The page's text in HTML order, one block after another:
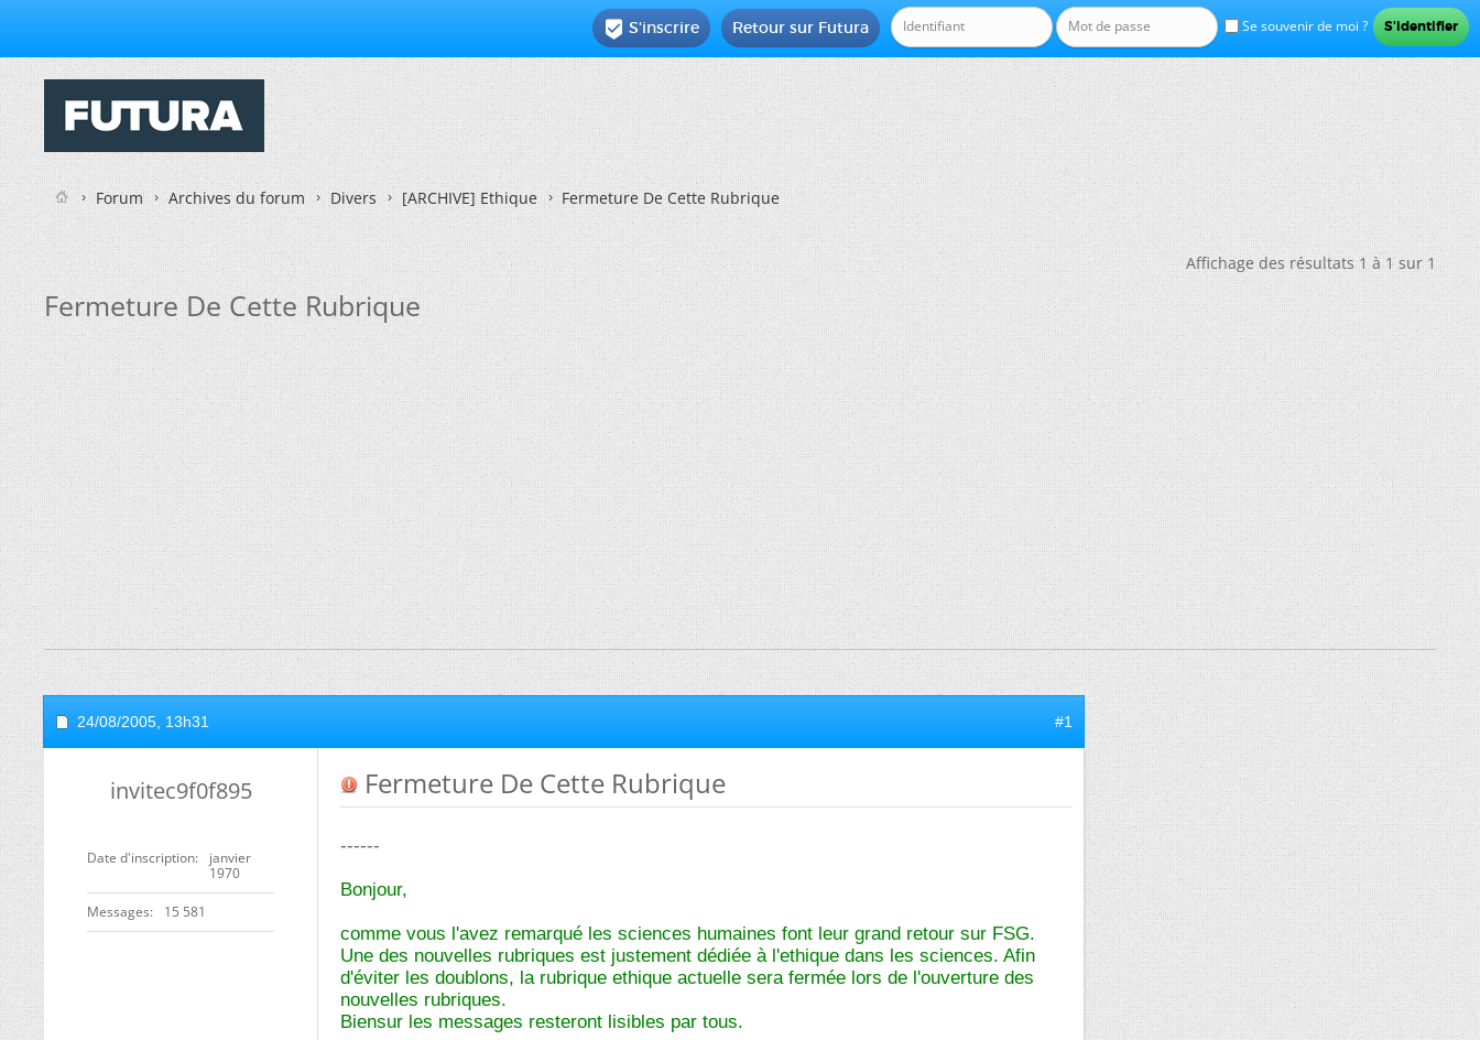
Se souvenir de moi ?
Retour sur Futura
 S'inscrire
Forum Archives du forum Divers [ARCHIVE] Ethique Fermeture De Cette Rubrique
Affichage des résultats 1 à 1 sur 1
Fermeture De Cette Rubrique
24/08/2005, 13h31 #1
invitec9f0f895
Date d'inscription
janvier
1970
Messages 15 581
Fermeture De Cette Rubrique
------
Bonjour,
comme vous l'avez remarqué les sciences humaines font leur grand retour sur FSG.
Une des nouvelles rubriques est justement dédiée à l'ethique dans les sciences. Afin
d'éviter les doublons, la rubrique ethique actuelle sera fermée lors de l'ouverture des
nouvelles rubriques.
Biensur les messages resteront lisibles par tous.